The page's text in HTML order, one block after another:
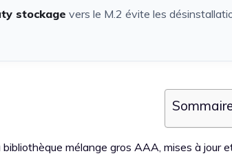
stockage vers le M.2 évite les
mélange gros AAA, mises à jour